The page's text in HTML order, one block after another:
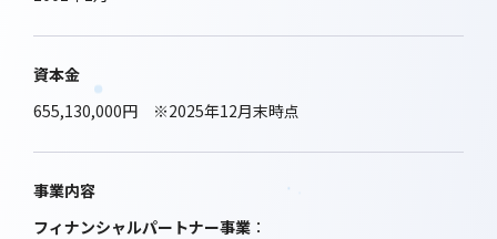
資本金
655,130,000円 ※2025年12月末時点
事業内容
フィナンシャルパートナー事業：